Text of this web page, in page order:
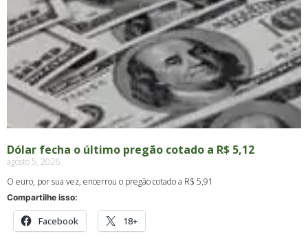
Dólar fecha o último pregão cotado a R$ 5,12
agosto 5, 2026
O euro, por sua vez, encerrou o pregão cotado a R$ 5,91
Compartilhe isso:
Facebook 18+